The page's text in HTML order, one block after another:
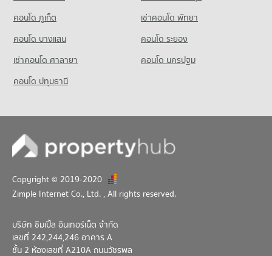
คอนโด ภูเก็ต
เช่าคอนโด พัทยา
คอนโด บางแสน
คอนโด ระยอง
เช่าคอนโด ศาลายา
คอนโด นครปฐม
คอนโด ปทุมธานี
Copyright © 2019-2020
Zimple Internet Co., Ltd. , All rights reserved.
บริษัท ซิมเปิ้ล อินเทอร์เน็ต จำกัด
เลขที่ 242,244,246 อาคาร A
ชั้น 2 ห้องเลขที่ A210A ถนนวัชรพล